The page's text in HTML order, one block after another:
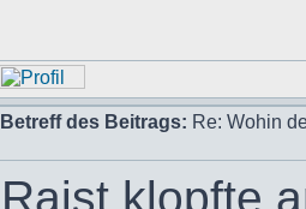
Betreff des Beitrags: Re: Wohin
Raist klopfte